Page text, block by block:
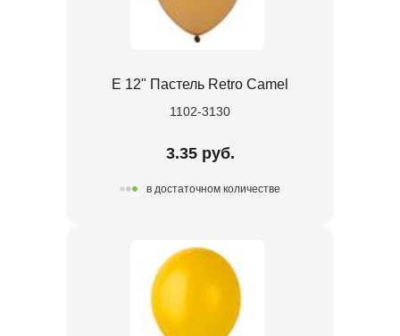
Е 12" Пастель Retro Camel
1102-3130
3.35 руб.
в достаточном количестве